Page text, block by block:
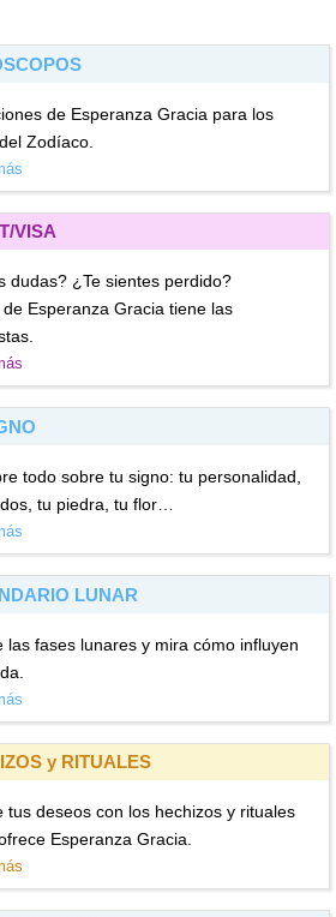
de Esperanza Gracia para los
Zodíaco.
VISA
dudas? ¿Te sientes perdido?
de Esperanza Gracia tiene las
todo sobre tu signo: tu personalidad,
tu piedra, tu flor…
LUNAR
las fases lunares y mira cómo influyen
y RITUALES
tus deseos con los hechizos y rituales
Esperanza Gracia.